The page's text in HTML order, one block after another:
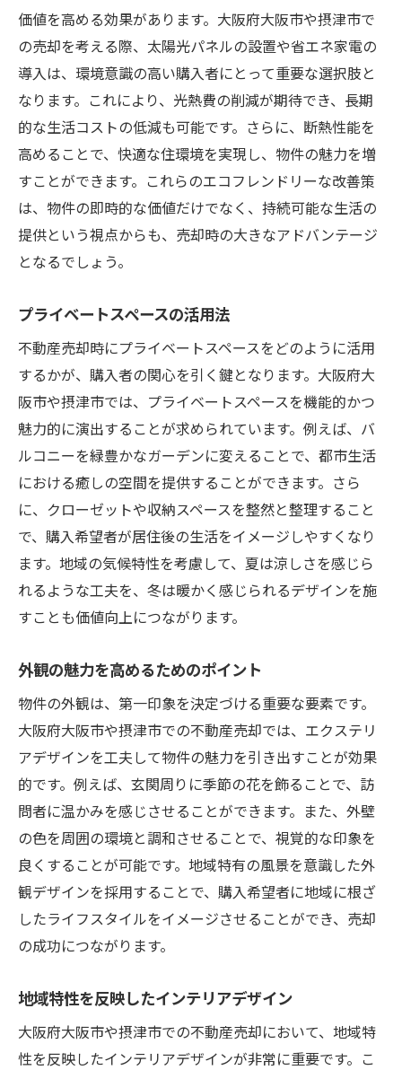
価値を高める効果があります。大阪府大阪市や摂津市で
の売却を考える際、太陽光パネルの設置や省エネ家電の
導入は、環境意識の高い購入者にとって重要な選択肢と
なります。これにより、光熱費の削減が期待でき、長期
的な生活コストの低減も可能です。さらに、断熱性能を
高めることで、快適な住環境を実現し、物件の魅力を増
すことができます。これらのエコフレンドリーな改善策
は、物件の即時的な価値だけでなく、持続可能な生活の
提供という視点からも、売却時の大きなアドバンテージ
となるでしょう。
プライベートスペースの活用法
不動産売却時にプライベートスペースをどのように活用
するかが、購入者の関心を引く鍵となります。大阪府大
阪市や摂津市では、プライベートスペースを機能的かつ
魅力的に演出することが求められています。例えば、バ
ルコニーを緑豊かなガーデンに変えることで、都市生活
における癒しの空間を提供することができます。さら
に、クローゼットや収納スペースを整然と整理すること
で、購入希望者が居住後の生活をイメージしやすくなり
ます。地域の気候特性を考慮して、夏は涼しさを感じら
れるような工夫を、冬は暖かく感じられるデザインを施
すことも価値向上につながります。
外観の魅力を高めるためのポイント
物件の外観は、第一印象を決定づける重要な要素です。
大阪府大阪市や摂津市での不動産売却では、エクステリ
アデザインを工夫して物件の魅力を引き出すことが効果
的です。例えば、玄関周りに季節の花を飾ることで、訪
問者に温かみを感じさせることができます。また、外壁
の色を周囲の環境と調和させることで、視覚的な印象を
良くすることが可能です。地域特有の風景を意識した外
観デザインを採用することで、購入希望者に地域に根ざ
したライフスタイルをイメージさせることができ、売却
の成功につながります。
地域特性を反映したインテリアデザイン
大阪府大阪市や摂津市での不動産売却において、地域特
性を反映したインテリアデザインが非常に重要です。こ